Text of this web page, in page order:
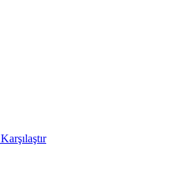
Karşılaştır